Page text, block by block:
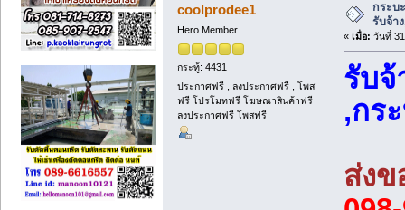
coolprodee1
Hero Member
กระทู้: 4431
ประกาศฟรี , ลงประกาศฟรี , โพส
ฟรี โปรโมทฟรี โฆษณาสินค้าฟรี
ลงประกาศฟรี โพสฟรี
กระบ
รับจ้า
« เมื่อ: วันที่
รับจ้
,กร
ส่งข